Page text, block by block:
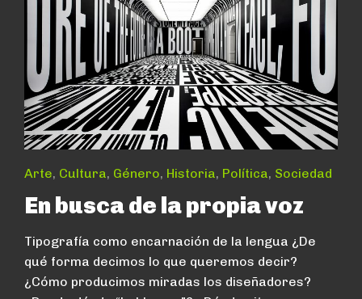
Arte, Cultura, Género, Historia, Política, Sociedad
En busca de la propia voz
Tipografía como encarnación de la lengua ¿De
qué forma decimos lo que queremos decir?
¿Cómo producimos miradas los diseñadores?